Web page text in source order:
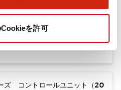
を許可
ールユニット（2025年6月
ズ コントロールユニット（20